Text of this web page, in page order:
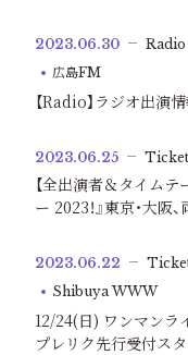
2023.06.30
Radio
広島FM
【Radio】ラジオ出演
2023.06.25 Ticket
【全出演者＆タイムテ
ー 2023！』東京・大阪
2023.06.22
Shibuya WWW
12/24(日) ワンマンラ
プレリク先行受付ス